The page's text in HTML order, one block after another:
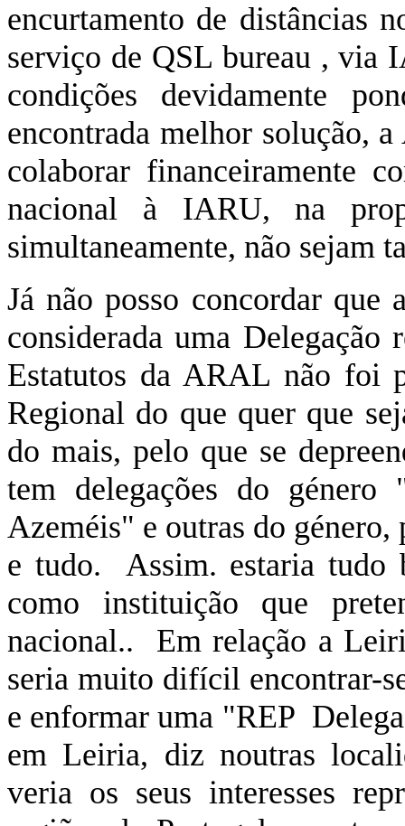
encurtamento de distâncias
serviço de QSL bureau , via
condições devidamente
encontrada melhor solução,
colaborar financeiramente
nacional à IARU, na
simultaneamente, não sejam
Já não posso concordar
considerada uma
Estatutos da ARAL não foi
Regional do que quer que
do mais, pelo que se
tem delegações do
Azeméis" e outras do género,
e tudo.
Assim. estaria tudo
como instituição que
nacional..
Em relação a
seria muito difícil encontrar-
e enformar uma "REP
em Leiria, diz noutras
veria os seus interesses